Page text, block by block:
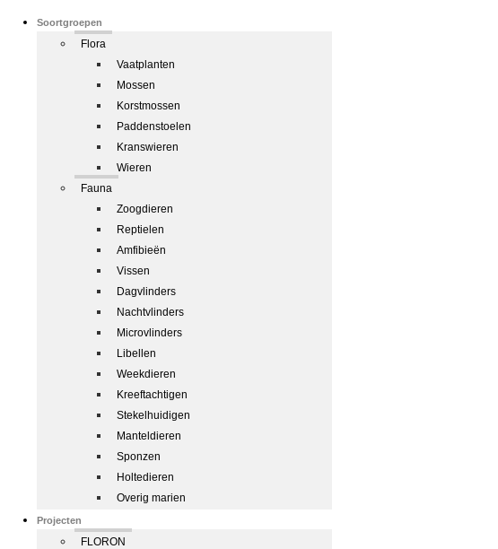
Soortgroepen
Flora
Vaatplanten
Mossen
Korstmossen
Paddenstoelen
Kranswieren
Wieren
Fauna
Zoogdieren
Reptielen
Amfibieën
Vissen
Dagvlinders
Nachtvlinders
Microvlinders
Libellen
Weekdieren
Kreeftachtigen
Stekelhuidigen
Manteldieren
Sponzen
Holtedieren
Overig marien
Projecten
FLORON